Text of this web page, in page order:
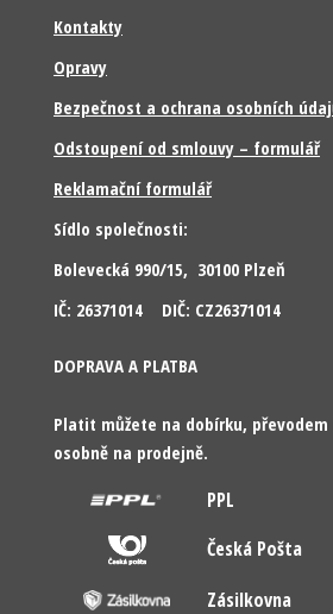
Kontakty
Opravy
Bezpečnost a ochrana osobních
Odstoupení od smlouvy – formulář
Reklamační formulář
Sídlo společnosti:
Bolevecká 990/15, 30100 Plzeň
IČ: 26371014 DIČ: CZ26371014
DOPRAVA A PLATBA
Platit můžete na dobírku,
osobně na prodejně.
PPL
Česká Pošta
Zásilkovna